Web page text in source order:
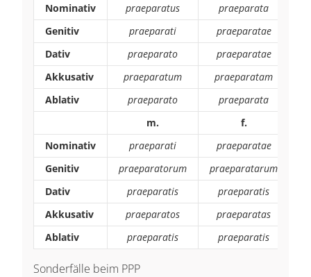
Nominativ
praeparatus praeparata
Genitiv
praeparati
praeparatae
Dativ
praeparato praeparatae
Akkusativ
praeparatum praeparatam
Ablativ
praeparato praeparata
m.
f.
Nominativ
praeparati praeparatae
Genitiv
praeparatorum praeparatarum
Dativ
praeparatis praeparatis
Akkusativ
praeparatos praeparatas
Ablativ
praeparatis praeparatis
Sonderfälle beim PPP